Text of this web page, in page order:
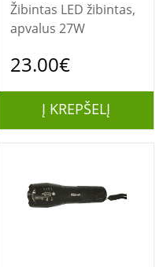
Žibintas LED žibintas,
apvalus 27W
23.00€
Į KREPŠELĮ